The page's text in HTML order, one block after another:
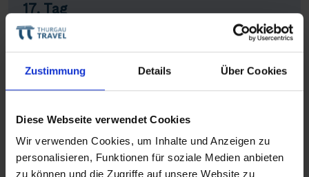
Zustimmung Details Über Cookies
Diese Webseite verwendet Cookies
Wir verwenden Cookies, um Inhalte und Anzeigen zu
personalisieren, Funktionen für soziale Medien anbieten
zu können und die Zugriffe auf unsere Website zu
Teile diese Reise
17. Tag
Singapur-Frankfurt
Teilnehmerzahl: min. 30 Personen
Programmänderungen vorbehalten
Routenplan